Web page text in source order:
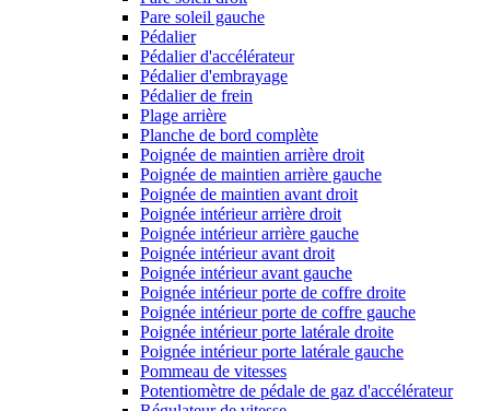
Pare soleil gauche
Pédalier
Pédalier d'accélérateur
Pédalier d'embrayage
Pédalier de frein
Plage arrière
Planche de bord complète
Poignée de maintien arrière droit
Poignée de maintien arrière gauche
Poignée de maintien avant droit
Poignée intérieur arrière droit
Poignée intérieur arrière gauche
Poignée intérieur avant droit
Poignée intérieur avant gauche
Poignée intérieur porte de coffre droite
Poignée intérieur porte de coffre gauche
Poignée intérieur porte latérale droite
Poignée intérieur porte latérale gauche
Pommeau de vitesses
Potentiomètre de pédale de gaz d'accélérateur